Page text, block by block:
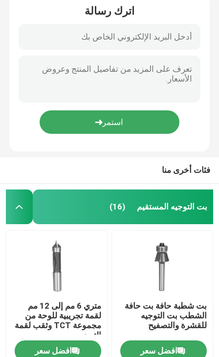
اترك رسالة
فئات أخرى منا
بت التوجيه المستقيم (16)
بت شطبة حافة بت حافة
الشطب بت التوجيه
للقشرة والتصفيح
افضل سعر
متري 6 مم إلى 12 مم
لقمة تجريبية للوحة من
مجموعة TCT وثقب لقمة
التوجيه
افضل سعر